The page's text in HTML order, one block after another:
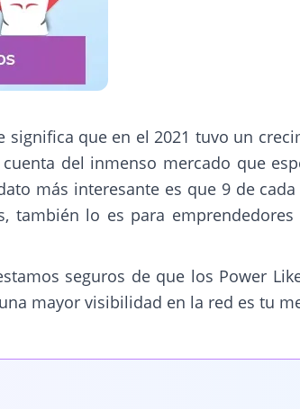
que en el 2021 tuvo un
del inmenso mercado que
más interesante es que 9 de
también lo es para
seguros de que los Power
mayor visibilidad en la red es tu